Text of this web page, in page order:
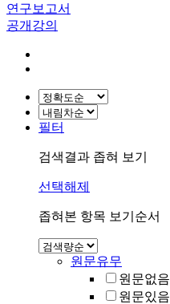
연구보고서
공개강의
필터
검색결과 좁혀 보기
선택해제
좁혀본 항목 보기순서
원문유무
원문없음
원문있음